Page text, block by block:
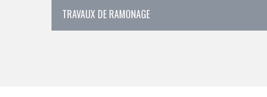
TRAVAUX DE RAMONAGE